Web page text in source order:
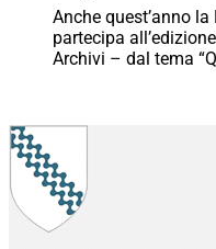
Anche quest’anno
partecipa
Archivi – dal tema